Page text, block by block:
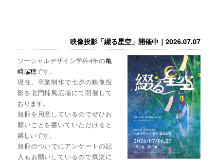
映像投影「綴る星空」開催中｜2026.07.07
ソーシャルデザイン学科4年の亀
崎瑞穂です。
現在、卒業制作で七夕の映像投
影を北門楠風広場にて開催して
おります。
短冊を用意しているのでぜひお
願いごとを書いていただけると
嬉しいです。
短冊のついでにアンケートの記
入もお願いしているので気楽に